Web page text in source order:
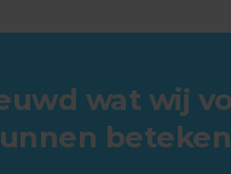
wat wij